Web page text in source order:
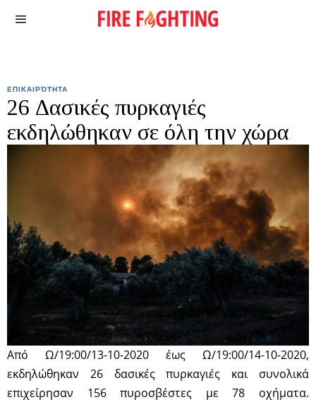
ΕΠΙΚΑΙΡΌΤΗΤΑ
26 Δασικές πυρκαγιές
εκδηλώθηκαν σε όλη την χώρα
Από Ω/19:00/13-10-2020 έως Ω/19:00/14-10-2020,
εκδηλώθηκαν 26 δασικές πυρκαγιές και συνολικά
επιχείρησαν 156 πυροσβέστες με 78 οχήματα.